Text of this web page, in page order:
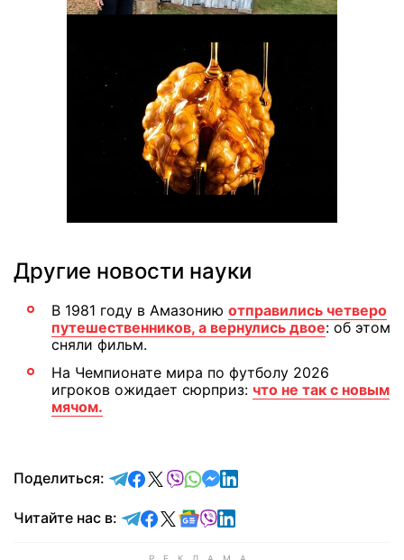
Другие новости науки
В 1981 году в Амазонию отправились четверо
путешественников, а вернулись двое: об этом
сняли фильм.
На Чемпионате мира по футболу 2026
игроков ожидает сюрприз: что не так с новым
мячом.
Поделиться: отправить в Telegram
поделиться в Facebook
поделиться в X
отправить в Viber
отправить в Whatsapp
отправить в Messenger
отправить в LinkedIn
Читайте нас в: Читайте в Telegram
Читайте в Facebook
Читайте в X
Читайте в Google news
Читайте в Viber
Читайте в LinkedIn